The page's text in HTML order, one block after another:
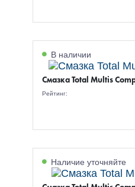
В наличии
Смазка Total Multis
Рейтинг:
Наличие уточняйте